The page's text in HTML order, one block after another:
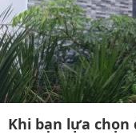
Khi bạn lựa